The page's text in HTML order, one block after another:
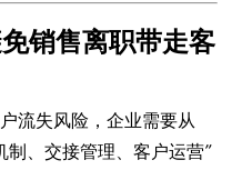
销售离职带走客
流失风险，企业需要从
制、交接管理、客户运营”